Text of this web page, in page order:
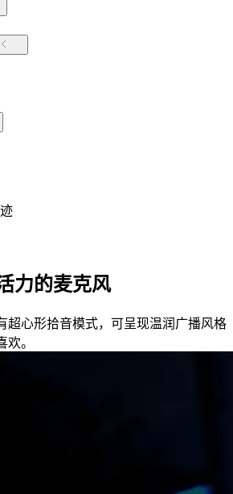
力的麦克风
超心形拾音模式，可呈现温润广播风格
。